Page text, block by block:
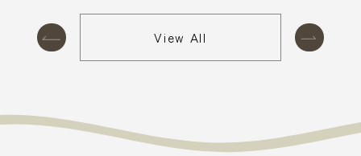
View All